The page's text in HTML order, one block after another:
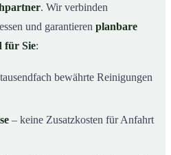
. Wir verbinden
und garantieren planbare
für Sie:
bewährte Reinigungen
– keine Zusatzkosten für Anfahrt